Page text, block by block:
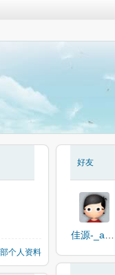
个人资料
好友